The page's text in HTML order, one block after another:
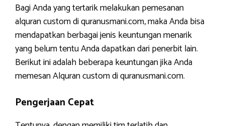
Bagi Anda yang tertarik melakukan pemesanan
alquran custom di quranusmani.com, maka Anda bisa
mendapatkan berbagai jenis keuntungan menarik
yang belum tentu Anda dapatkan dari penerbit lain.
Berikut ini adalah beberapa keuntungan jika Anda
memesan Alquran custom di quranusmani.com.
Pengerjaan Cepat